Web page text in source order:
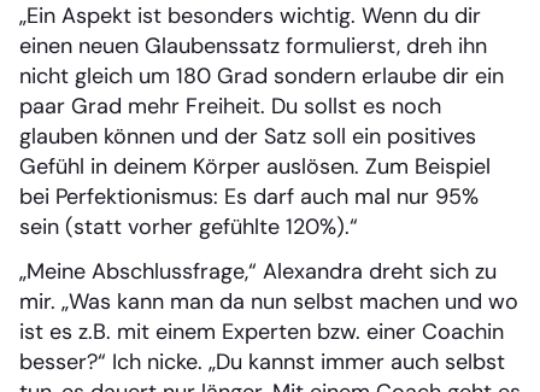
„Ein Aspekt ist besonders wichtig. Wenn du dir
einen neuen Glaubenssatz formulierst, dreh ihn
nicht gleich um 180 Grad sondern erlaube dir ein
paar Grad mehr Freiheit. Du sollst es noch
glauben können und der Satz soll ein positives
Gefühl in deinem Körper auslösen. Zum Beispiel
bei Perfektionismus: Es darf auch mal nur 95%
sein (statt vorher gefühlte 120%).“
„Meine Abschlussfrage,“ Alexandra dreht sich zu
mir. „Was kann man da nun selbst machen und wo
ist es z.B. mit einem Experten bzw. einer Coachin
besser?“ Ich nicke. „Du kannst immer auch selbst